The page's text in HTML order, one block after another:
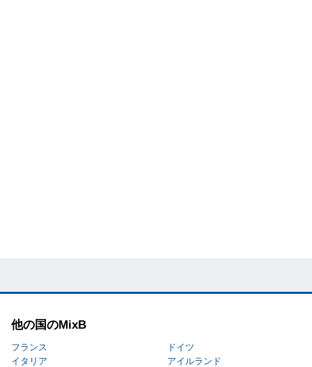
他の国のMixB
フランス
ドイツ
イタリア
アイルランド